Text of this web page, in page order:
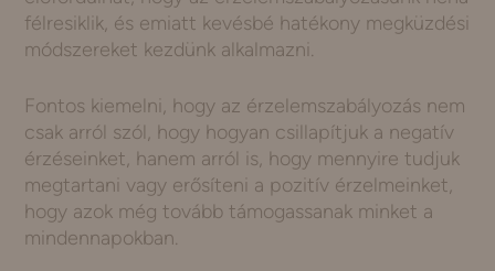
félresiklik, és emiatt kevésbé hatékony megküzdési
módszereket kezdünk alkalmazni.
Fontos kiemelni, hogy az érzelemszabályozás nem
csak arról szól, hogy hogyan csillapítjuk a negatív
érzéseinket, hanem arról is, hogy mennyire tudjuk
megtartani vagy erősíteni a pozitív érzelmeinket,
hogy azok még tovább támogassanak minket a
mindennapokban.